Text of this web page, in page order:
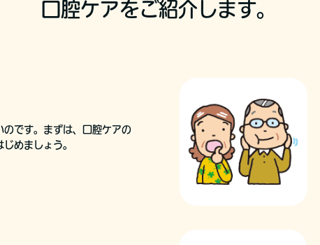
口腔ケアをご紹介します。
のです。まずは、口腔ケアの
めましょう。